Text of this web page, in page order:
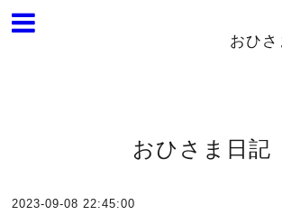
おひ
おひさま日記
2023-09-08 22:45:00